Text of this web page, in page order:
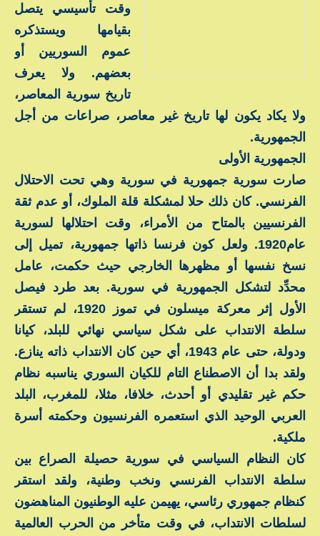
وقت تأسيسي يتصل
بقيامها ويستذكره
عموم السوريين أو
بعضهم. ولا يعرف
تاريخ سورية المعاصر،
ولا يكاد يكون لها تاريخ غير معاصر، صراعات من أجل
الجمهورية.
الجمهورية الأولى
صارت سورية جمهورية في سورية وهي تحت الاحتلال
الفرنسي. كان ذلك حلا لمشكلة قلة الملوك، أو عدم ثقة
الفرنسيين بالمتاح من الأمراء، وقت احتلالها لسورية
عام1920. ولعل كون فرنسا ذاتها جمهورية، تميل إلى
نسخ نفسها أو مظهرها الخارجي حيث حكمت، عامل
محدِّد لتشكل الجمهورية في سورية. بعد طرد فيصل
الأول إثر معركة ميسلون في تموز 1920، لم تستقر
سلطة الانتداب على شكل سياسي نهائي للبلد، كيانا
ودولة، حتى عام 1943، أي حين كان الانتداب ذاته ينازع.
ولقد بدا أن الاصطناع التام للكيان السوري يناسبه نظام
حكم غير تقليدي أو أحدث، خلافا، مثلا، للمغرب، البلد
العربي الوحيد الذي استعمره الفرنسيون وحكمته أسرة
ملكية.
كان النظام السياسي في سورية حصيلة الصراع بين
سلطة الانتداب الفرنسي ونخب وطنية، ولقد استقر
كنظام جمهوري رئاسي، يهيمن عليه الوطنيون المناهضون
لسلطات الانتداب، في وقت متأخر من الحرب العالمية